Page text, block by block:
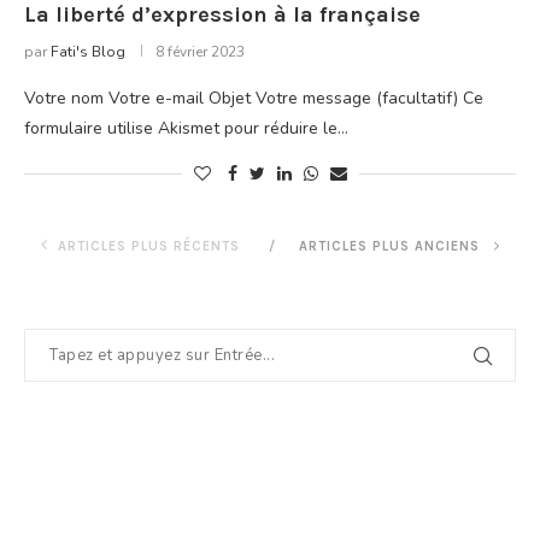
La liberté d’expression à la française
par Fati's Blog 8 février 2023
Votre nom Votre e-mail Objet Votre message (facultatif) Ce
formulaire utilise Akismet pour réduire le…
ARTICLES PLUS RÉCENTS ARTICLES PLUS ANCIENS